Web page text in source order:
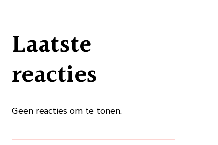
Laatste
reacties
Geen reacties om te tonen.